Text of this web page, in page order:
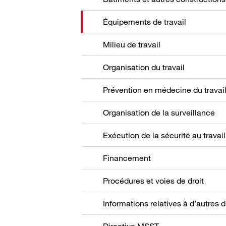
Équipements de travail
Milieu de travail
Organisation du travail
Prévention en médecine du travail
Organisation de la surveillance
Exécution de la sécurité au travail
Financement
Procédures et voies de droit